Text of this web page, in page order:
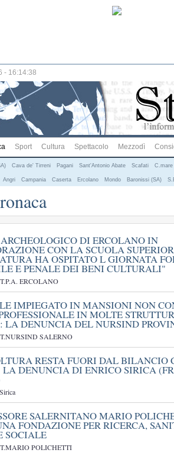
- 16:14:38
Sport Cultura Spettacolo Mezzodì
Cava de' Tirreni Pagani Sant'Antonio Abate Scafati C.mare
Angri Campania Caserta Ercolano Mondo Baronissi (SA)
DI ERCOLANO IN
CON LA SCUOLA
HA OSPITATO L GIORNATA
E PENALE DEI BENI CULTURALI"
ERCOLANO
IMPIEGATO IN MANSIONI NON
IN MOLTE
LA DENUNCIA DEL NURSIND
SALERNO
RESTA FUORI DAL BILANCIO
LA DENUNCIA DI ENRICO SIRICA
SALERNITANO MARIO
FONDAZIONE PER RICERCA,
SOCIALE
POLICHETTI